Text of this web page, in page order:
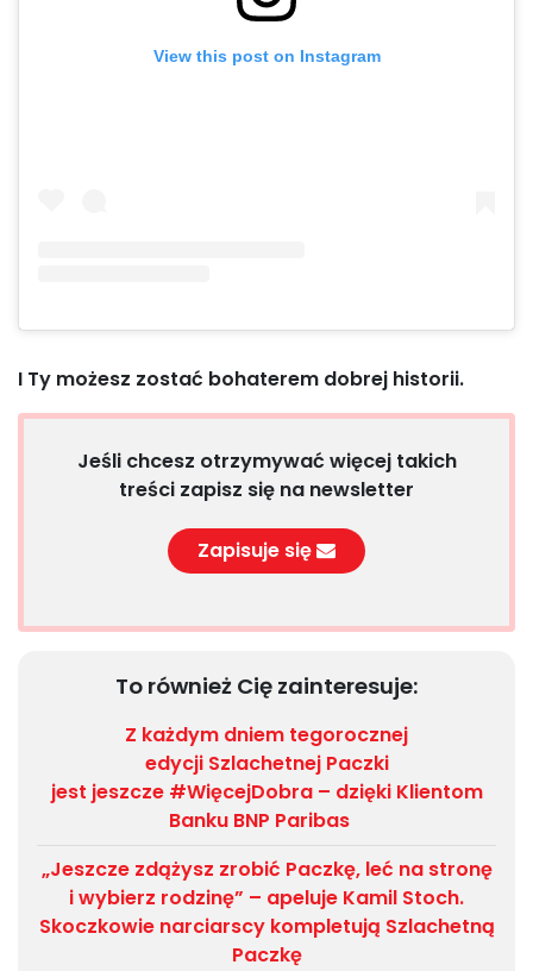
View this post on Instagram
I Ty możesz zostać bohaterem dobrej historii.
Jeśli chcesz otrzymywać więcej takich
treści zapisz się na newsletter
Zapisuje się
To również Cię zainteresuje:
Z każdym dniem tegorocznej
edycji Szlachetnej Paczki
jest jeszcze #WięcejDobra – dzięki Klientom
Banku BNP Paribas
„Jeszcze zdążysz zrobić Paczkę, leć na stronę
i wybierz rodzinę” – apeluje Kamil Stoch.
Skoczkowie narciarscy kompletują Szlachetną
Paczkę